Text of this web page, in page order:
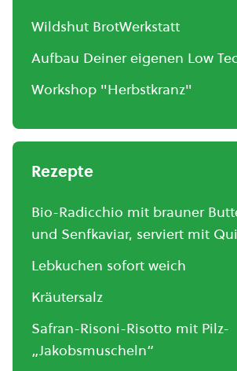
Wildshut BrotWerkstatt
Aufbau Deiner eigenen Low
Workshop "Herbstkranz"
Rezepte
Bio-Radicchio mit brauner
und Senfkaviar, serviert mit
Lebkuchen sofort weich
Kräutersalz
Safran-Risoni-Risotto mit Pilz-
„Jakobsmuscheln“